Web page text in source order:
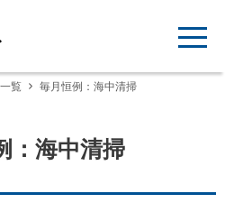
覧 毎月恒例：海中清掃
：海中清掃